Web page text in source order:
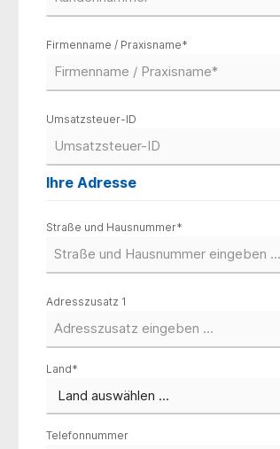
Firmenname / Praxisname*
Umsatzsteuer-ID
Ihre Adresse
Straße und Hausnummer*
Adresszusatz 1
Land*
Telefonnummer